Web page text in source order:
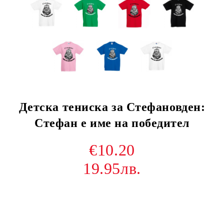
Детска тениска за Стефановден:
Стефан е име на победител
€10.20
19.95лв.